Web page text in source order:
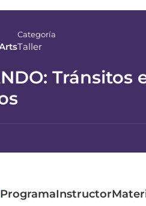
Categoría
Taller
ProgramaInstructor